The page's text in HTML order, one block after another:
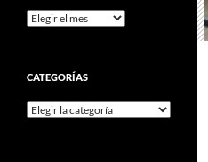
Archivos
CATEGORÍAS
Categorías